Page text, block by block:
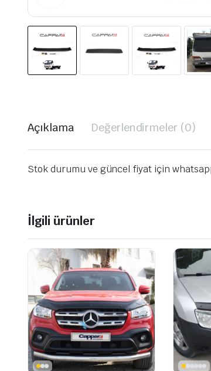
Açıklama Değerlendirmeler (0)
Stok durumu ve güncel fiyat için
İlgili ürünler